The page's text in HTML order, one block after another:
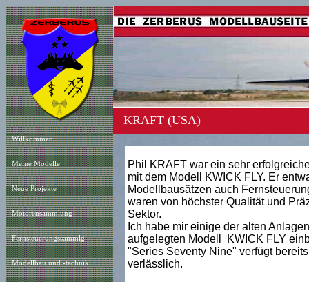
Willkommen
Meine Modelle
Neue Projekte
Motorensammlung
Fernsteuerungssammlg
Modellbau und -technik
KRAFT (USA)
Phil KRAFT war ein sehr
mit dem Modell KWICK FLY. Er
Modellbausätzen auch
waren von höchster Qualität und
Sektor.
Ich habe mir einige der alten
aufgelegten Modell KWICK FLY
"Series Seventy Nine" verfügt
verlässlich.